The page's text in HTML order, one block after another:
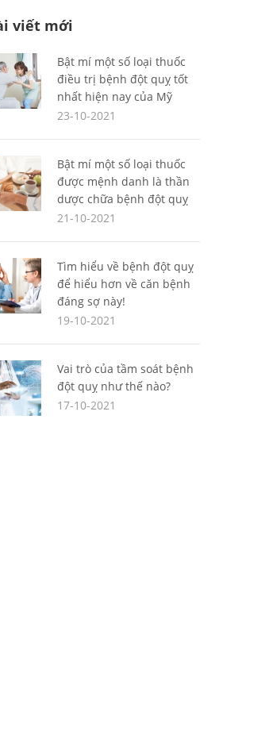
viết mới
Bật mí một số loại thuốc
điều trị bệnh đột quỵ tốt
nhất hiện nay của Mỹ
23-10-2021
Bật mí một số loại thuốc
được mệnh danh là thần
dược chữa bệnh đột quỵ
21-10-2021
Tìm hiểu về bệnh đột quỵ
để hiểu hơn về căn bệnh
đáng sợ này!
19-10-2021
Vai trò của tầm soát bệnh
đột quỵ như thế nào?
17-10-2021